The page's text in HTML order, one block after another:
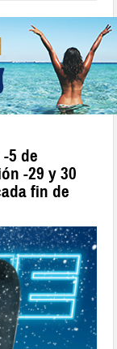
5 de
-29 y 30
fin de